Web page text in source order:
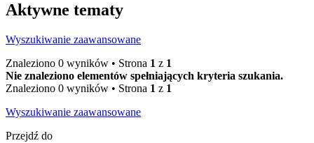
Aktywne tematy
Wyszukiwanie zaawansowane
Znaleziono 0 wyników • Strona 1 z 1
Nie znaleziono elementów spełniających kryteria szukania.
Znaleziono 0 wyników • Strona 1 z 1
Wyszukiwanie zaawansowane
Przejdź do